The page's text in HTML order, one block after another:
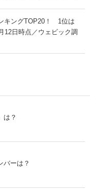
キングTOP20！ 1位は
12日時点／ウェビック調
は？
バーは？